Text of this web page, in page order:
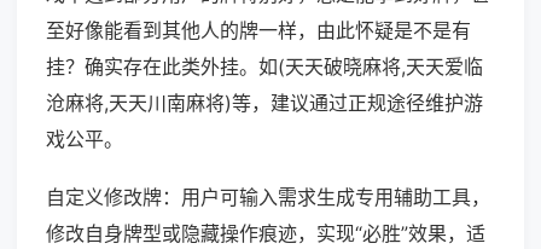
至好像能看到其他人的牌一样，由此怀疑是不是有
挂？确实存在此类外挂。如(天天破晓麻将,天天爱临
沧麻将,天天川南麻将)等，建议通过正规途径维护游
戏公平。
自定义修改牌：用户可输入需求生成专用辅助工具，
修改自身牌型或隐藏操作痕迹，实现“必胜”效果，适